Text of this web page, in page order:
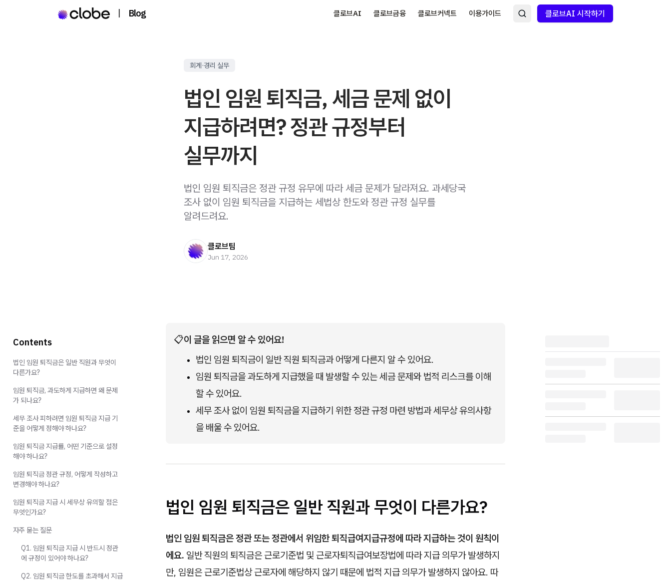
| Blog 클로브AI 클로브금융 클로브커넥트 이용가이드 클로브AI 시작하기
회계·경리 실무
법인 임원 퇴직금, 세금 문제 없이
지급하려면? 정관 규정부터
실무까지
법인 임원 퇴직금은 정관 규정 유무에 따라 세금 문제가 달라져요. 과세당국
조사 없이 임원 퇴직금을 지급하는 세법상 한도와 정관 규정 실무를
알려드려요.
클로브팀
Jun 17, 2026
📋이 글을 읽으면 알 수 있어요!
법인 임원 퇴직금이 일반 직원 퇴직금과 어떻게 다른지 알 수 있어요.
임원 퇴직금을 과도하게 지급했을 때 발생할 수 있는 세금 문제와 법적 리스크를 이해
할 수 있어요.
세무 조사 없이 임원 퇴직금을 지급하기 위한 정관 규정 마련 방법과 세무상 유의사항
을 배울 수 있어요.
법인 임원 퇴직금은 일반 직원과 무엇이 다른가요?
법인 임원 퇴직금은 정관 또는 정관에서 위임한 퇴직급여지급규정에 따라 지급하는 것이 원칙이
에요. 일반 직원의 퇴직금은 근로기준법 및 근로자퇴직급여보장법에 따라 지급 의무가 발생하지
만, 임원은 근로기준법상 근로자에 해당하지 않기 때문에 법적 지급 의무가 발생하지 않아요. 따
Contents
법인 임원 퇴직금은 일반 직원과 무엇이
다른가요?
임원 퇴직금, 과도하게 지급하면 왜 문제
가 되나요?
세무 조사 피하려면 임원 퇴직금 지급 기
준을 어떻게 정해야 하나요?
임원 퇴직금 지급률, 어떤 기준으로 설정
해야 하나요?
임원 퇴직금 정관 규정, 어떻게 작성하고
변경해야 하나요?
임원 퇴직금 지급 시 세무상 유의할 점은
무엇인가요?
자주 묻는 질문
Q1. 임원 퇴직금 지급 시 반드시 정관
에 규정이 있어야 하나요?
Q2. 임원 퇴직금 한도를 초과해서 지급